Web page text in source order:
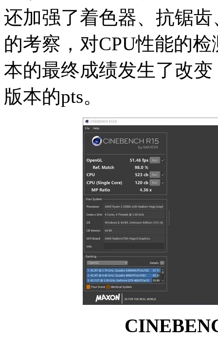
还加强了着色器、抗锯
的考察，对CPU性能的检
本的最终成绩发生了改
版本的pts。